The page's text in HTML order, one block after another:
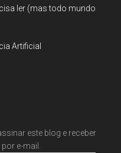
ler (mas todo mundo
Artificial
este blog e receber
e-mail.